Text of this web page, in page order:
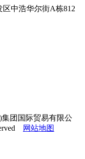
中浩华尔街A栋812
集团国际贸易有限公
网站地图